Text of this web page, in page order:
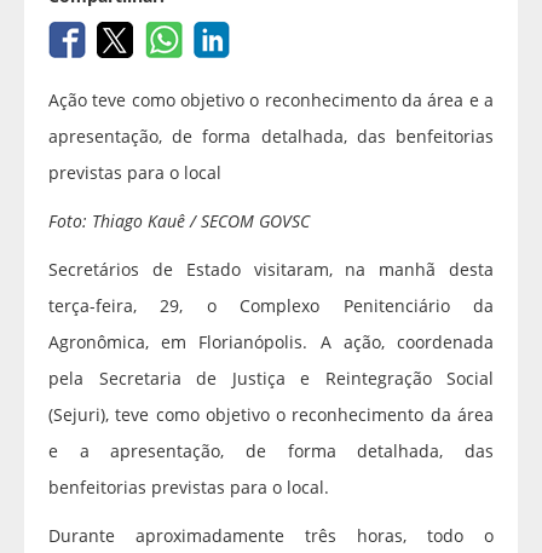
Ação teve como objetivo o reconhecimento da área e a
apresentação, de forma detalhada, das benfeitorias
previstas para o local
Foto: Thiago Kauê / SECOM GOVSC
Secretários de Estado visitaram, na manhã desta
terça-feira, 29, o Complexo Penitenciário da
Agronômica, em Florianópolis. A ação, coordenada
pela Secretaria de Justiça e Reintegração Social
(Sejuri), teve como objetivo o reconhecimento da área
e a apresentação, de forma detalhada, das
benfeitorias previstas para o local.
Durante aproximadamente três horas, todo o